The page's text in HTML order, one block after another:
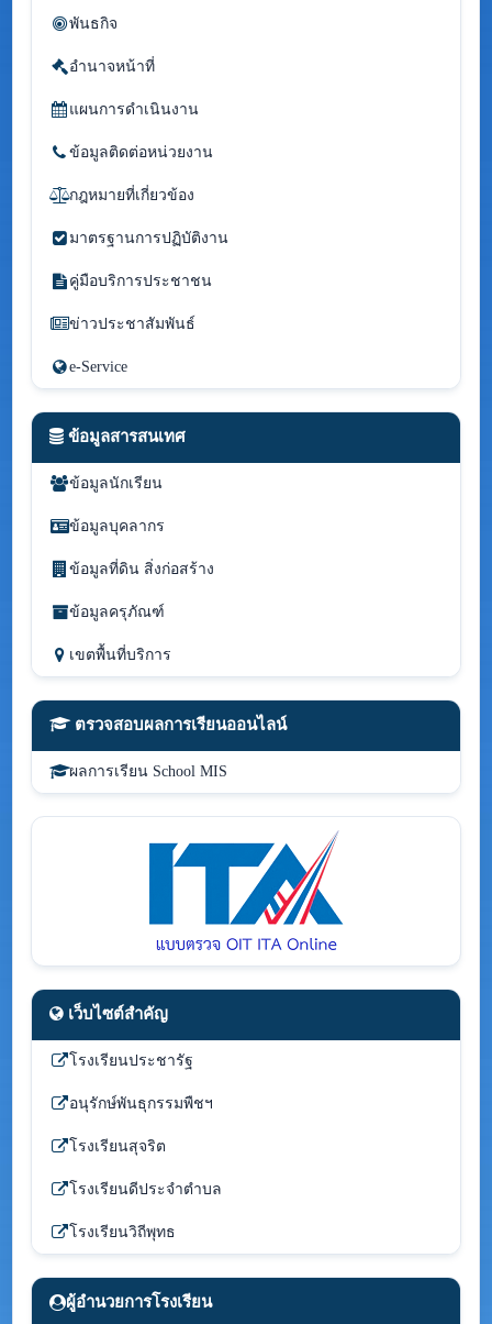
พันธกิจ
อำนาจหน้าที่
แผนการดำเนินงาน
ข้อมูลติดต่อหน่วยงาน
กฎหมายที่เกี่ยวข้อง
มาตรฐานการปฏิบัติงาน
คู่มือบริการประชาชน
ข่าวประชาสัมพันธ์
e-Service
ข้อมูลสารสนเทศ
ข้อมูลนักเรียน
ข้อมูลบุคลากร
ข้อมูลที่ดิน สิ่งก่อสร้าง
ข้อมูลครุภัณฑ์
เขตพื้นที่บริการ
ตรวจสอบผลการเรียนออนไลน์
ผลการเรียน School MIS
เว็บไซต์สำคัญ
โรงเรียนประชารัฐ
อนุรักษ์พันธุกรรมพืชฯ
โรงเรียนสุจริต
โรงเรียนดีประจำตำบล
โรงเรียนวิถีพุทธ
ผู้อำนวยการโรงเรียน